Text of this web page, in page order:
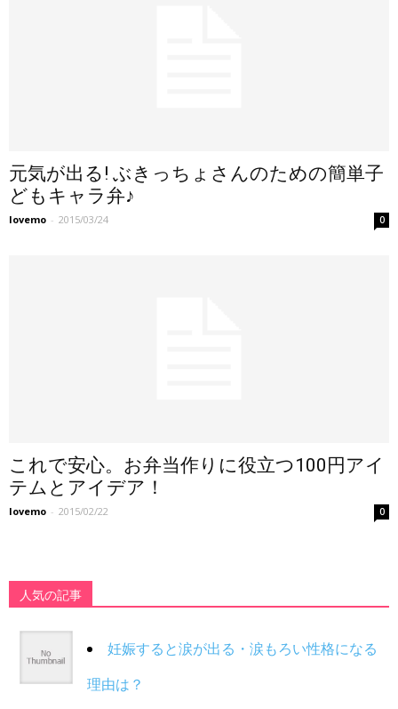
元気が出る! ぶきっちょさんのための簡単子
どもキャラ弁♪
lovemo - 2015/03/24 0
これで安心。お弁当作りに役立つ100円アイ
テムとアイデア！
lovemo - 2015/02/22 0
人気の記事
妊娠すると涙が出る・涙もろい性格になる
理由は？